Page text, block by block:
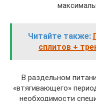
Читайте также:
сплитов +
В раздельном
«втягивающего»
необходимости